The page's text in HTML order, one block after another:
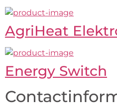
AgriHeat
Energy Switch